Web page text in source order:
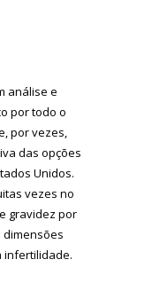
análise e
por todo o
por vezes,
das opções
Unidos.
vezes no
gravidez por
infertilidade.